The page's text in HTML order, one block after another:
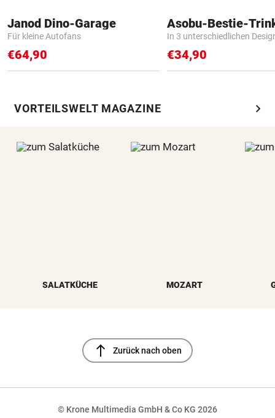
Janod Dino-Garage
Für kleine Autofans
€64,90
Asobu-Bestie-
In 3 unterschiedlichen
€34,90
VORTEILSWELT MAGAZINE chevron_right
SALATKÜCHE MOZART
north Zurück nach oben
© Krone Multimedia GmbH & Co KG 2026